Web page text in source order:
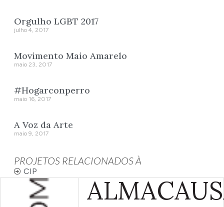
Orgulho LGBT 2017
julho 4, 2017
Movimento Maio Amarelo
maio 23, 2017
#Hogarconperro
maio 16, 2017
A Voz da Arte
maio 9, 2017
PROJETOS RELACIONADOS À
CIP
ALMA